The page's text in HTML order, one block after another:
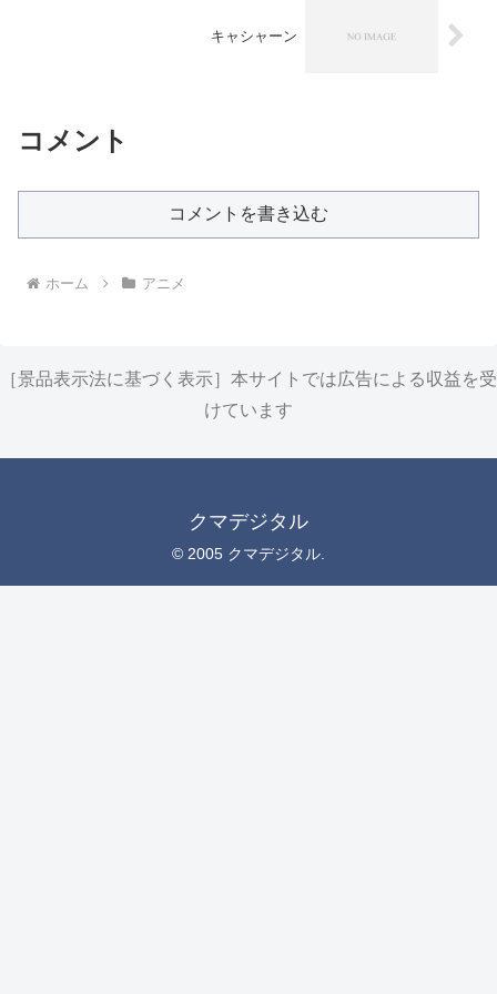
キャシャーン
コメント
コメントを書き込む
ホーム アニメ
［景品表示法に基づく表示］本サイトでは広告による収益を受
けています
クマデジタル
© 2005 クマデジタル.